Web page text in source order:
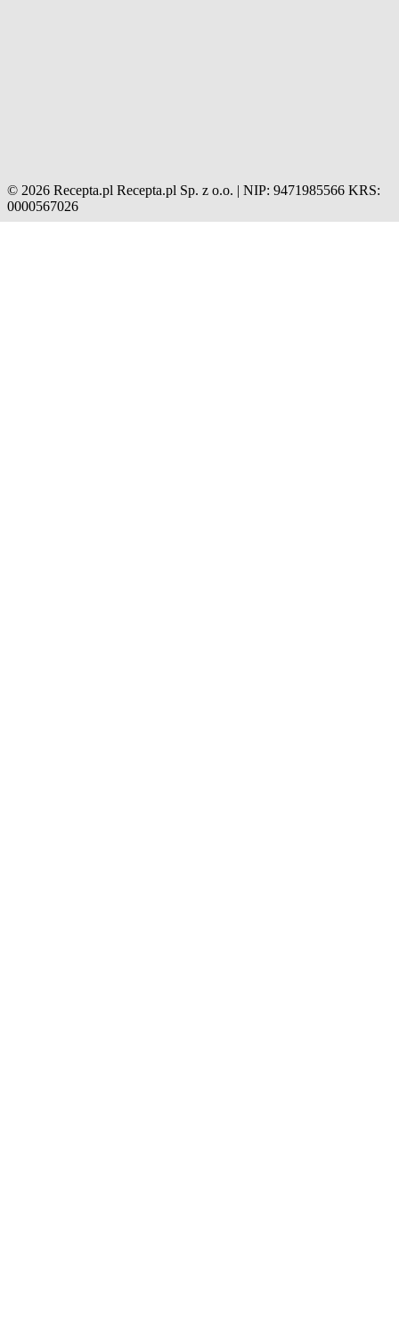
© 2026 Recepta.pl Recepta.pl Sp. z o.o. | NIP: 9471985566 KRS:
0000567026